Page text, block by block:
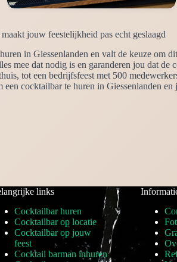
jouw feestelijkheid pas echt geslaagd
in Giessenlanden en valt de keuze om
mee dat nodig is en garanderen jou dat
tot een bedrijfsfeest met 500
cocktailbar te huren in Giessenlanden
links
Cocktailbar huren
Cocktailbar op locatie
Cocktailbar op jouw
feest
Cocktail barman inhuren